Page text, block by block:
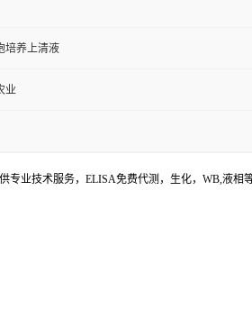
培养上清液
业
业技术服务，ELISA免费代测，生化，WB,液